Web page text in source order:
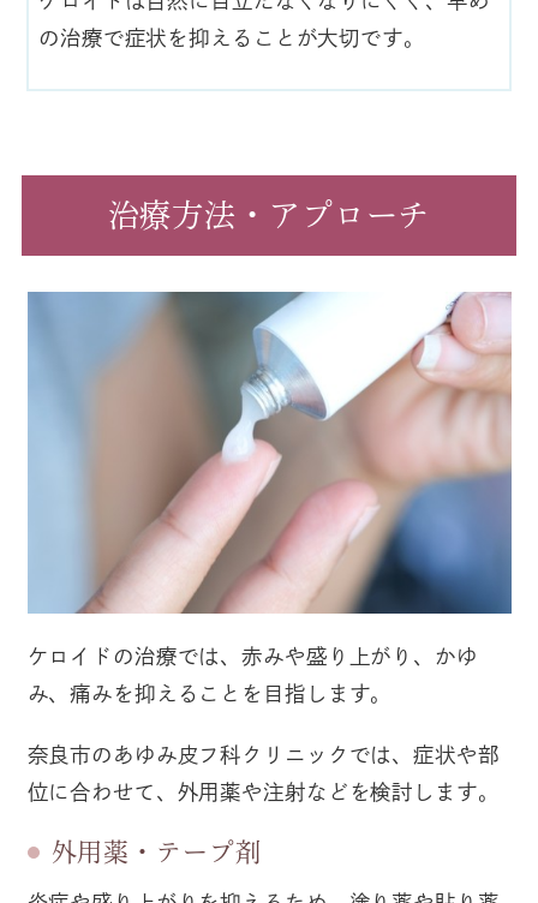
の治療で症状を抑えることが大切です。
治療方法・アプローチ
ケロイドの治療では、赤みや盛り上がり、かゆ
み、痛みを抑えることを目指します。
奈良市のあゆみ皮フ科クリニックでは、症状や部
位に合わせて、外用薬や注射などを検討します。
外用薬・テープ剤